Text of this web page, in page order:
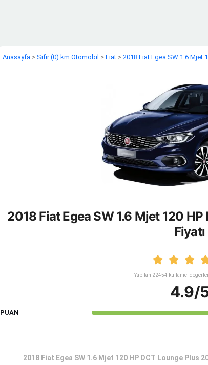
Anasayfa > Sıfır (0) km Otomobil > Fiat > 2018 Fiat Egea SW 1.6 Mjet
2018 Fiat Egea SW 1.6 Mjet 120
Fiyatı
Yapılan 22454 kullanıcı
4.9/
PUAN
2018 Fiat Egea SW 1.6 Mjet 120 HP DCT Lounge Plus